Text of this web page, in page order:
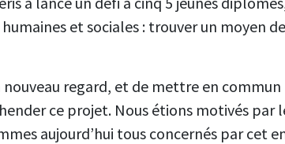
humaines et sociales : trouver un moyen
regard, et de mettre en
ce projet. Nous étions motivés par
aujourd’hui tous concernés par cet